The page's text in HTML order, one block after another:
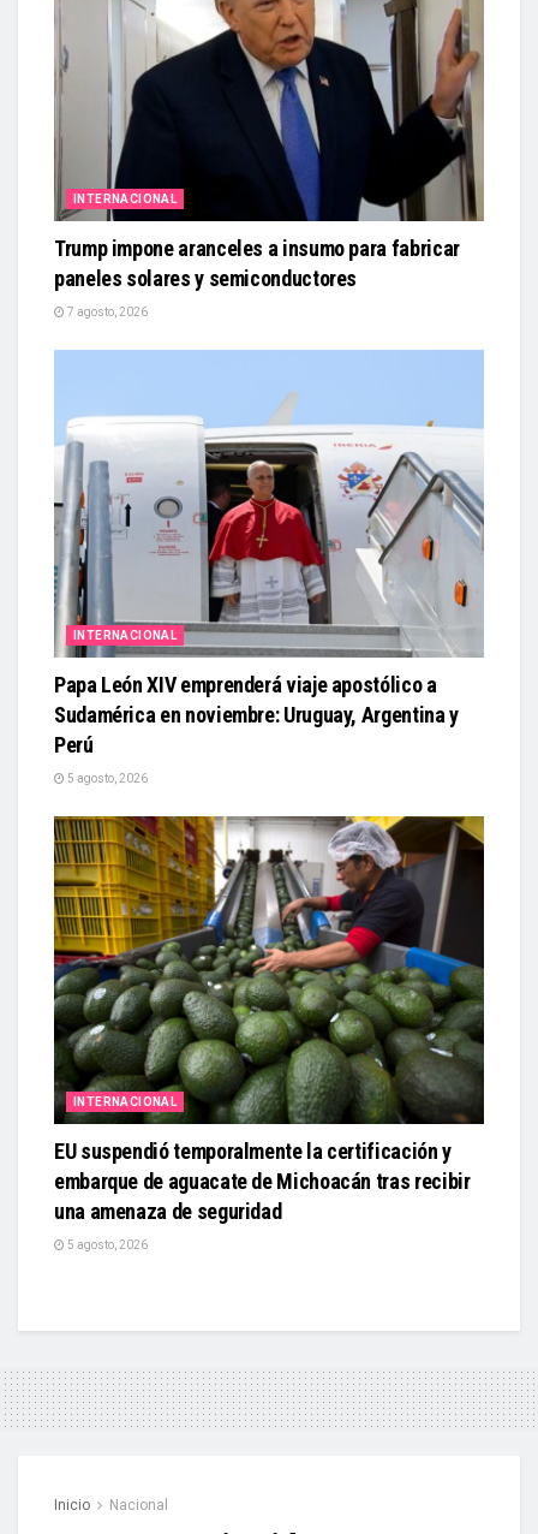
INTERNACIONAL
Trump impone aranceles a insumo para fabricar
paneles solares y semiconductores
7 agosto, 2026
INTERNACIONAL
Papa León XIV emprenderá viaje apostólico a
Sudamérica en noviembre: Uruguay, Argentina y
Perú
5 agosto, 2026
INTERNACIONAL
EU suspendió temporalmente la certificación y
embarque de aguacate de Michoacán tras recibir
una amenaza de seguridad
5 agosto, 2026
Inicio Nacional